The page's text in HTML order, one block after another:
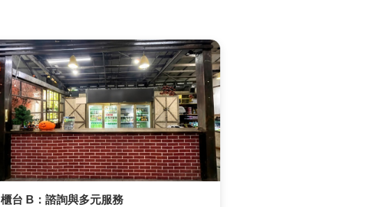
櫃台 B：諮詢與多元服務